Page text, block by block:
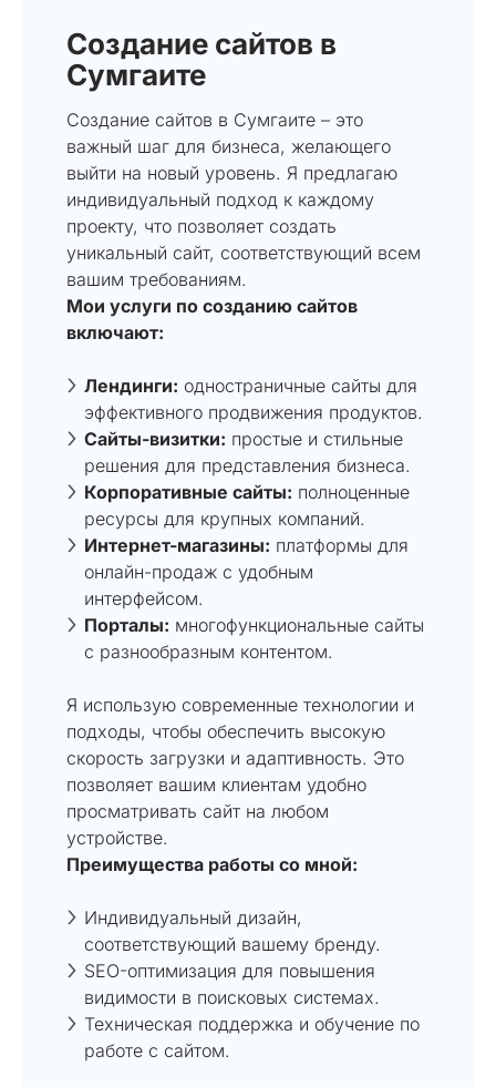
Создание сайтов в
Сумгаите
Создание сайтов в Сумгаите – это
важный шаг для бизнеса, желающего
выйти на новый уровень. Я предлагаю
индивидуальный подход к каждому
проекту, что позволяет создать
уникальный сайт, соответствующий всем
вашим требованиям.
Мои услуги по созданию сайтов
включают:
Лендинги: одностраничные сайты для
эффективного продвижения продуктов.
Сайты-визитки: простые и стильные
решения для представления бизнеса.
Корпоративные сайты: полноценные
ресурсы для крупных компаний.
Интернет-магазины: платформы для
онлайн-продаж с удобным
интерфейсом.
Порталы: многофункциональные сайты
с разнообразным контентом.
Я использую современные технологии и
подходы, чтобы обеспечить высокую
скорость загрузки и адаптивность. Это
позволяет вашим клиентам удобно
просматривать сайт на любом
устройстве.
Преимущества работы со мной:
Индивидуальный дизайн,
соответствующий вашему бренду.
SEO-оптимизация для повышения
видимости в поисковых системах.
Техническая поддержка и обучение по
работе с сайтом.